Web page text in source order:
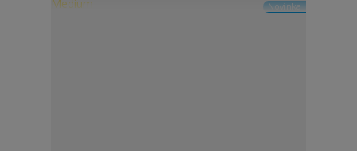
Novinka